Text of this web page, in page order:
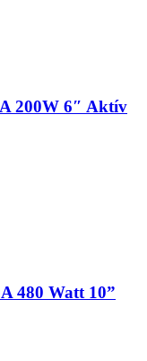
200W 6″ Aktív
480 Watt 10”